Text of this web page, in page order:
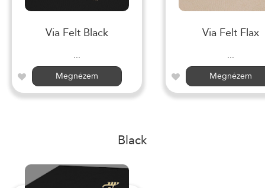
Via Felt Black
...
Megnézem
Via Felt Flax
...
Megnézem
Black